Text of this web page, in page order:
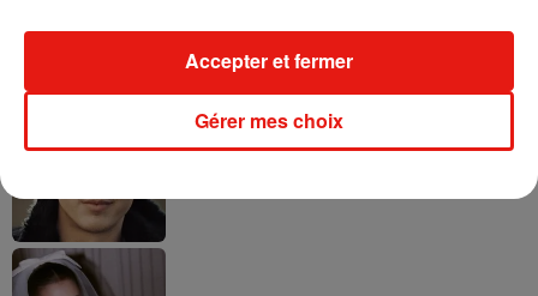
Tiny Desk invite Charlie Puth pour une
Gérer mes choix
Accepter et fermer